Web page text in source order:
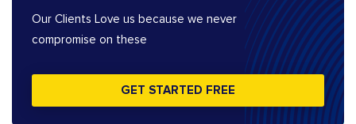
Our Clients Love us because we never
compromise on these
GET STARTED FREE